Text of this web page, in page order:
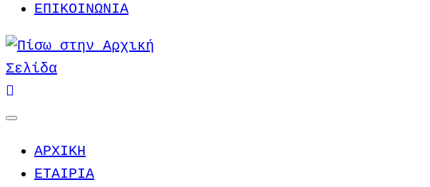
ΕΠΙΚΟΙΝΩΝΙΑ
ΑΡΧΙΚΗ
ΕΤΑΙΡΙΑ